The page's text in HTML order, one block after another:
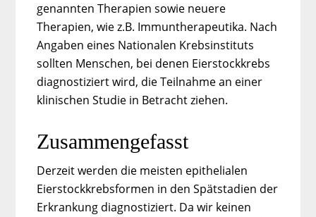
genannten Therapien sowie neuere
Therapien, wie z.B. Immuntherapeutika. Nach
Angaben eines Nationalen Krebsinstituts
sollten Menschen, bei denen Eierstockkrebs
diagnostiziert wird, die Teilnahme an einer
klinischen Studie in Betracht ziehen.
Zusammengefasst
Derzeit werden die meisten epithelialen
Eierstockkrebsformen in den Spätstadien der
Erkrankung diagnostiziert. Da wir keinen